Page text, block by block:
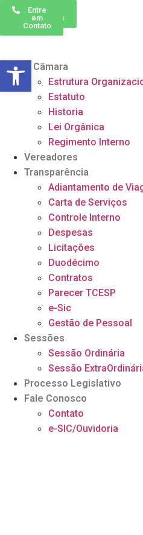
Perguntas
Frequentes
Entre
em
Contato
A Câmara
Estrutura
Estatuto
Historia
Lei Orgânica
Regimento Interno
Vereadores
Transparência
Adiantamento de
Carta de Serviços
Controle Interno
Despesas
Licitações
Duodécimo
Contratos
Parecer TCESP
e-Sic
Gestão de Pessoal
Sessões
Sessão Ordinária
Sessão
Processo Legislativo
Fale Conosco
Contato
e-SIC/Ouvidoria
Barra de Ferramentas Aberta